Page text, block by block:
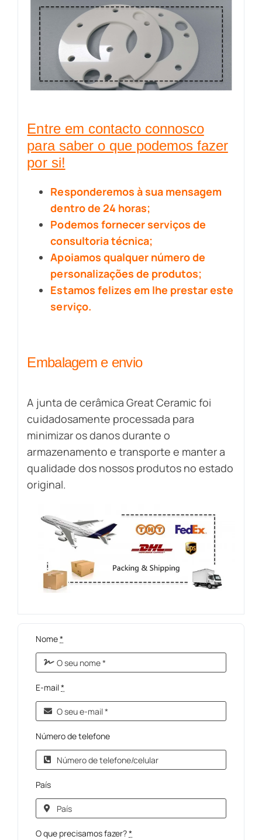
Entre em contacto connosco
para saber o que podemos fazer
por si!
Responderemos à sua mensagem
dentro de 24 horas;
Podemos fornecer serviços de
consultoria técnica;
Apoiamos qualquer número de
personalizações de produtos;
Estamos felizes em lhe prestar este
serviço.
Embalagem e envio
A junta de cerâmica Great Ceramic foi
cuidadosamente processada para
minimizar os danos durante o
armazenamento e transporte e manter a
qualidade dos nossos produtos no estado
original.
Nome*
E-mail*
Número de telefone
País
O que precisamos fazer?*